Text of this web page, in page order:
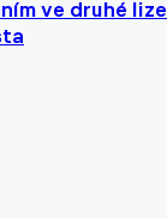
ve druhé lize